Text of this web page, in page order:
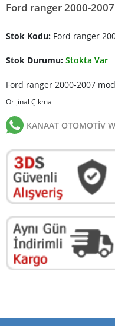
Ford ranger 2000-
Stok Kodu: Ford ranger
Stok Durumu: Stokta Var
Ford ranger 2000-2007
Orijinal Çıkma
KANAAT OTOMOTİV